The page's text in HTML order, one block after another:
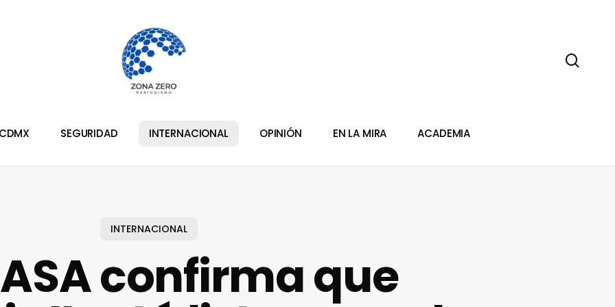
CDMX SEGURIDAD INTERNACIONAL OPINIÓN EN LA MIRA ACADEMIA
INTERNACIONAL
confirma que